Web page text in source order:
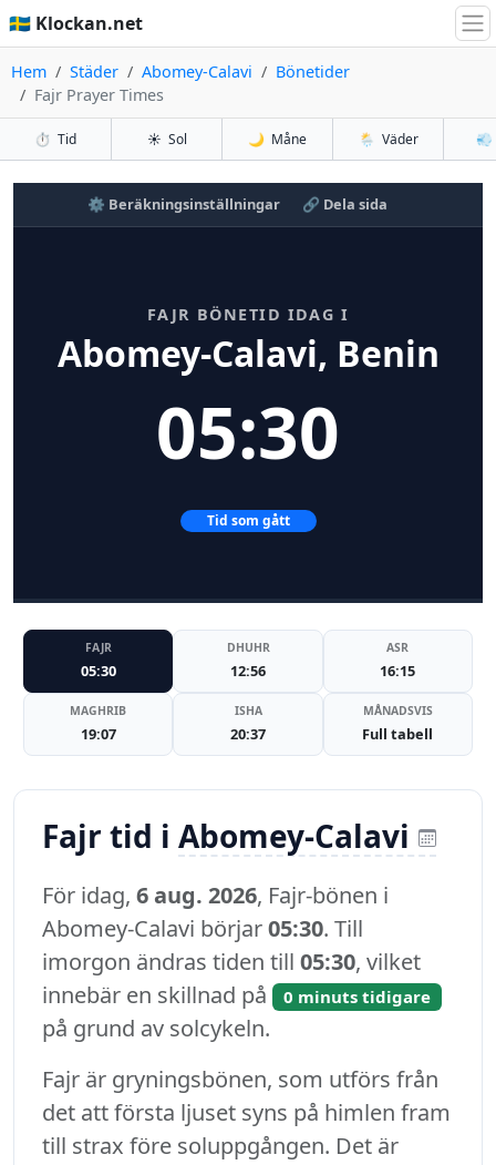
🇸🇪 Klockan.net
Hem Städer Abomey-Calavi
Bönetider
Fajr Prayer Times
⏱️ Tid ☀️ Sol 🌙 Måne 🌦️ Väder 💨
⚙️ Beräkningsinställningar 🔗 Dela sida
FAJR BÖNETID IDAG I
Abomey-Calavi, Benin
05:30
Tid som gått
FAJR
05:30
DHUHR
12:56
ASR
16:15
MAGHRIB
19:07
ISHA
20:37
MÅNADSVIS
Full tabell
Fajr tid i Abomey-Calavi
För idag, 6 aug. 2026, Fajr-bönen i
Abomey-Calavi börjar05:30. Till
imorgon ändras tiden till 05:30, vilket
innebär en skillnad på
0 minuts tidigare
på grund av solcykeln.
Fajr är gryningsbönen, som utförs från
det att första ljuset syns på himlen fram
till strax före soluppgången. Det är